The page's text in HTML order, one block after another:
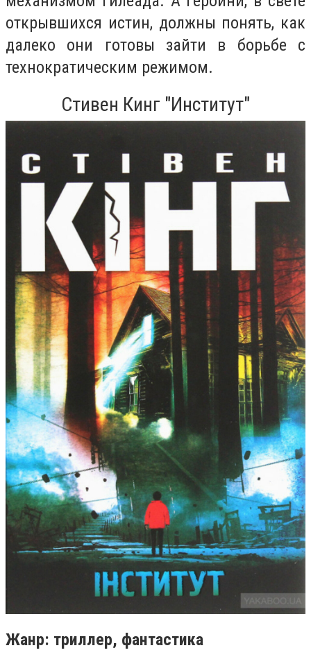
открывшихся истин, должны понять, как
далеко они готовы зайти в борьбе с
технократическим режимом.
Стивен Кинг "Институт"
Жанр: триллер, фантастика